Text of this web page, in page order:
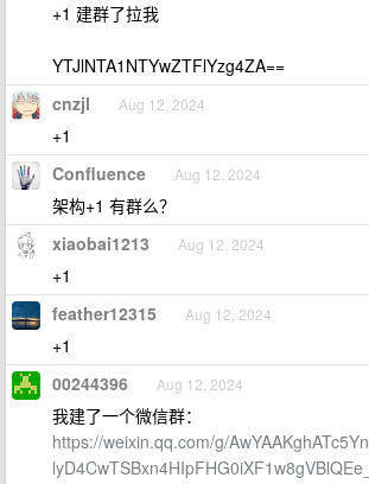
+1 建群了拉我
YTJlNTA1NTYwZTFlYzg4ZA==
cnzjl Aug 12, 2024
+1
Confluence Aug 12, 2024
架构+1 有群么？
xiaobai1213 Aug 12, 2024
+1
feather12315 Aug 12, 2024
+1
00244396 Aug 12, 2024
我建了一个微信群：
https://weixin.qq.com/g/